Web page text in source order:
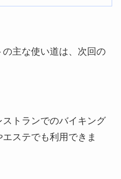
の主な使い道は、次回の
トランでのバイキング
ステでも利用できま